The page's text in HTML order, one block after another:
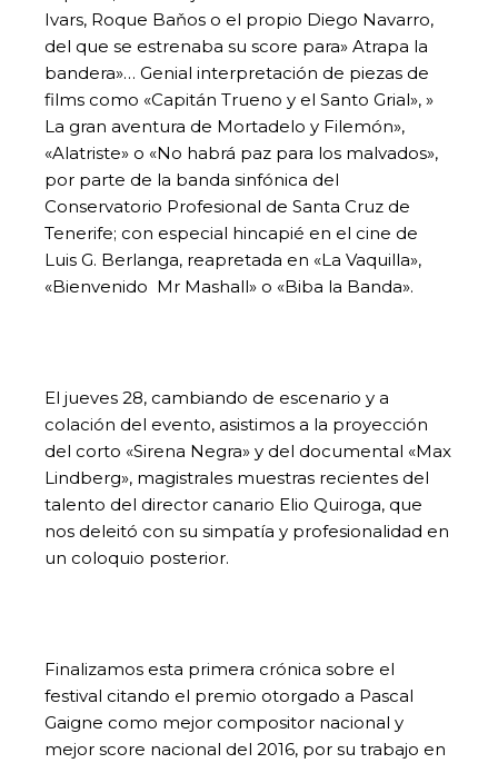
Ivars, Roque Baňos o el propio Diego Navarro,
del que se estrenaba su score para» Atrapa la
bandera»… Genial interpretación de piezas de
films como «Capitán Trueno y el Santo Grial», »
La gran aventura de Mortadelo y Filemón»,
«Alatriste» o «No habrá paz para los malvados»,
por parte de la banda sinfónica del
Conservatorio Profesional de Santa Cruz de
Tenerife; con especial hincapié en el cine de
Luis G. Berlanga, reapretada en «La Vaquilla»,
«Bienvenido Mr Mashall» o «Biba la Banda».
El jueves 28, cambiando de escenario y a
colación del evento, asistimos a la proyección
del corto «Sirena Negra» y del documental «Max
Lindberg», magistrales muestras recientes del
talento del director canario Elio Quiroga, que
nos deleitó con su simpatía y profesionalidad en
un coloquio posterior.
Finalizamos esta primera crónica sobre el
festival citando el premio otorgado a Pascal
Gaigne como mejor compositor nacional y
mejor score nacional del 2016, por su trabajo en